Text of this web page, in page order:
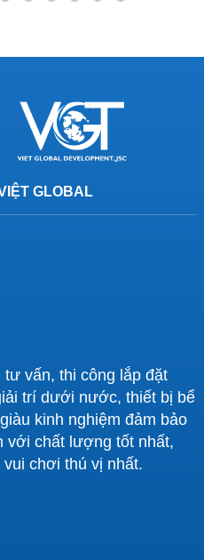
GLOBAL
vấn, thi công lắp đặt
trí dưới nước, thiết bị bể
kinh nghiệm đảm bảo
với chất lượng tốt nhất,
chơi thú vị nhất.